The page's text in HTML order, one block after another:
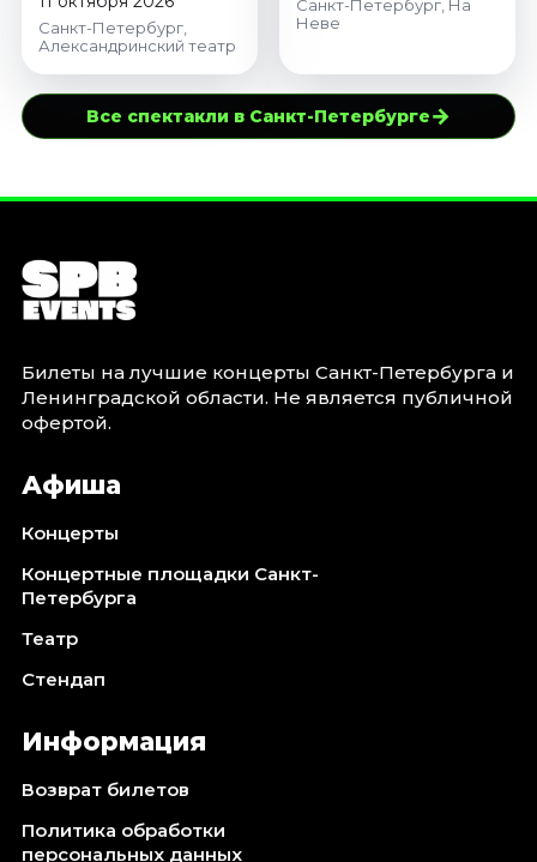
Санкт-Петербург,
Александринский театр
Санкт-Петербург, На
Неве
Все спектакли в Санкт-Петербурге→
Билеты на лучшие концерты Санкт-Петербурга и
Ленинградской области. Не является публичной
офертой.
Афиша
Концерты
Концертные площадки Санкт-
Петербурга
Театр
Стендап
Информация
Возврат билетов
Политика обработки
персональных данных